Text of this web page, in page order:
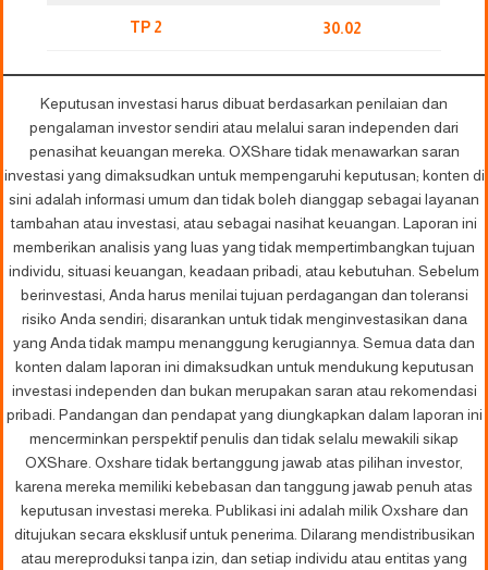
TP 2 30.02
Keputusan investasi harus dibuat berdasarkan penilaian dan
pengalaman investor sendiri atau melalui saran independen dari
penasihat keuangan mereka. OXShare tidak menawarkan saran
investasi yang dimaksudkan untuk mempengaruhi keputusan; konten di
sini adalah informasi umum dan tidak boleh dianggap sebagai layanan
tambahan atau investasi, atau sebagai nasihat keuangan. Laporan ini
memberikan analisis yang luas yang tidak mempertimbangkan tujuan
individu, situasi keuangan, keadaan pribadi, atau kebutuhan. Sebelum
berinvestasi, Anda harus menilai tujuan perdagangan dan toleransi
risiko Anda sendiri; disarankan untuk tidak menginvestasikan dana
yang Anda tidak mampu menanggung kerugiannya. Semua data dan
konten dalam laporan ini dimaksudkan untuk mendukung keputusan
investasi independen dan bukan merupakan saran atau rekomendasi
pribadi. Pandangan dan pendapat yang diungkapkan dalam laporan ini
mencerminkan perspektif penulis dan tidak selalu mewakili sikap
OXShare. Oxshare tidak bertanggung jawab atas pilihan investor,
karena mereka memiliki kebebasan dan tanggung jawab penuh atas
keputusan investasi mereka. Publikasi ini adalah milik Oxshare dan
ditujukan secara eksklusif untuk penerima. Dilarang mendistribusikan
atau mereproduksi tanpa izin, dan setiap individu atau entitas yang